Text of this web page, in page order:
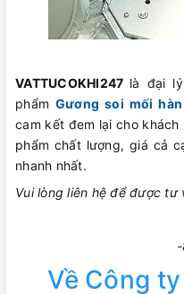
VATTUCOKHI247 là đại
phẩm Gương soi mối
cam kết đem lại cho
phẩm chất lượng, giá cả
nhanh nhất.
Vui lòng liên hệ để được tư
Về Công